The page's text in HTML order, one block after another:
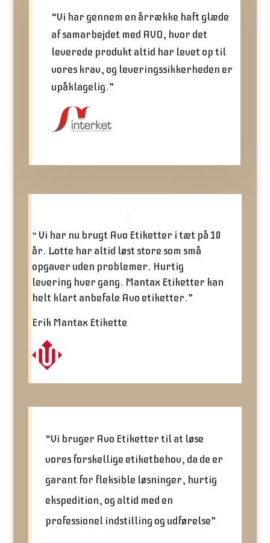
“Vi har gennem en årrække haft glæde
af samarbejdet med AVO, hvor det
leverede produkt altid har levet op til
vores krav, og leveringssikkerheden er
upåklagelig.”
“ Vi har nu brugt Avo Etiketter i tæt på 10
år. Lotte har altid løst store som små
opgaver uden problemer. Hurtig
levering hver gang. Mantax Etiketter kan
helt klart anbefale Avo etiketter.”
Erik Mantax Etikette
“Vi bruger Avo Etiketter til at løse
vores forskellige etiketbehov, da de er
garant for fleksible løsninger, hurtig
ekspedition, og altid med en
professionel indstilling og udførelse”